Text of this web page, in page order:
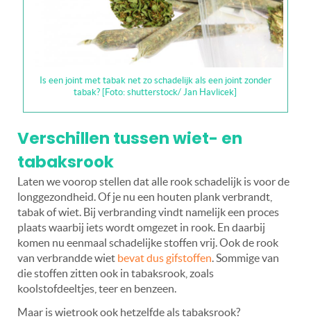
Is een joint met tabak net zo schadelijk als een joint zonder
tabak? [Foto: shutterstock/ Jan Havlicek]
Verschillen tussen wiet- en
tabaksrook
Laten we voorop stellen dat alle rook schadelijk is voor de
longgezondheid. Of je nu een houten plank verbrandt,
tabak of wiet. Bij verbranding vindt namelijk een proces
plaats waarbij iets wordt omgezet in rook. En daarbij
komen nu eenmaal schadelijke stoffen vrij. Ook de rook
van verbrandde wiet bevat dus gifstoffen . Sommige van
die stoffen zitten ook in tabaksrook, zoals
koolstofdeeltjes, teer en benzeen.
Maar is wietrook ook hetzelfde als tabaksrook?